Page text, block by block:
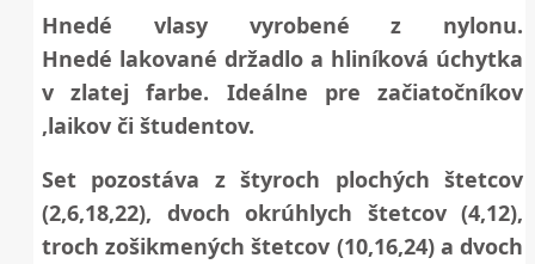
Hnedé vlasy vyrobené z nylonu.
Hnedé lakované držadlo a hliníková úchytka
v zlatej farbe. Ideálne pre začiatočníkov
,laikov či študentov.
Set pozostáva z štyroch plochých štetcov
(2,6,18,22), dvoch okrúhlych štetcov (4,12),
troch zošikmených štetcov (10,16,24) a dvoch